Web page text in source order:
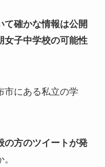
て確かな情報は公開
女子中学校の可能性
市にある私立の学
の方のツイートが発